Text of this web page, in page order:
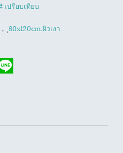
เปรียบเทียบ
, ุ60x120cm.ผิวเงา